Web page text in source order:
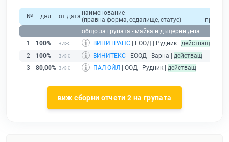
№ дял от дата наименование
(правна форма, седалище, статус)
приходи
общо за групата - майка и дъщерни д-ва
1
100% ВИНИТРАНС | ЕООД | Рудник | действащ
2
100% ВИНИТЕКС | ЕООД | Варна | действащ
3
80,00% ПАЛ ОЙЛ | ООД | Рудник | действащ
виж сборни отчети 2 на групата